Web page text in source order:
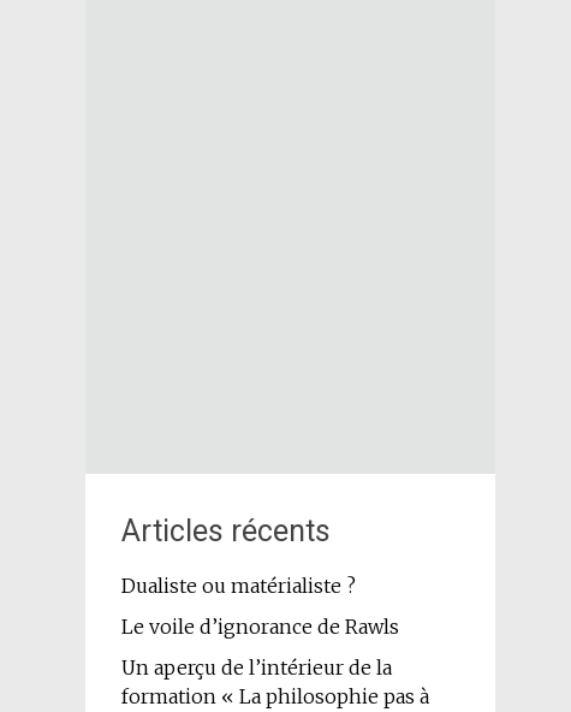
Articles récents
Dualiste ou matérialiste ?
Le voile d’ignorance de Rawls
Un aperçu de l’intérieur de la
formation « La philosophie pas à